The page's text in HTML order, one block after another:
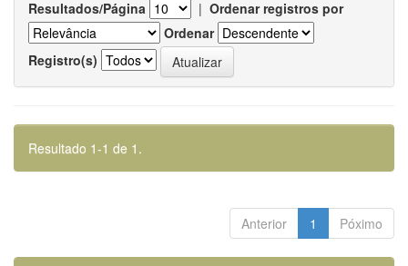
Resultados/Página | Ordenar registros por
Ordenar
Registro(s)
Resultado 1-1 de 1.
Anterior 1 Póximo